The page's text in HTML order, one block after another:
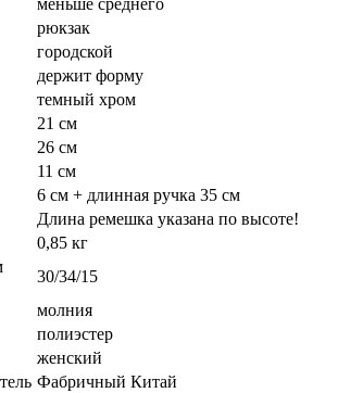
меньше среднего
рюкзак
городской
держит форму
темный хром
21 см
26 см
11 см
6 см + длинная ручка 35 см
Длина ремешка указана по высоте!
0,85 кг
30/34/15
молния
полиэстер
женский
Фабричный Китай